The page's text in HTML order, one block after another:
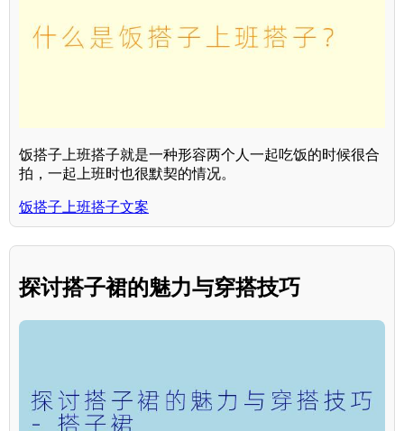
饭搭子上班搭子就是一种形容两个人一起吃饭的时候很合
拍，一起上班时也很默契的情况。
饭搭子上班搭子文案
探讨搭子裙的魅力与穿搭技巧